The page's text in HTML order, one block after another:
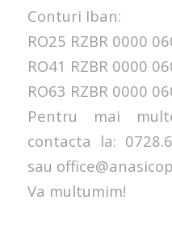
Conturi Iban:
RO25 RZBR 0000
RO41 RZBR 0000
RO63 RZBR 0000
Pentru mai
contacta la:
sau
Va multumim!